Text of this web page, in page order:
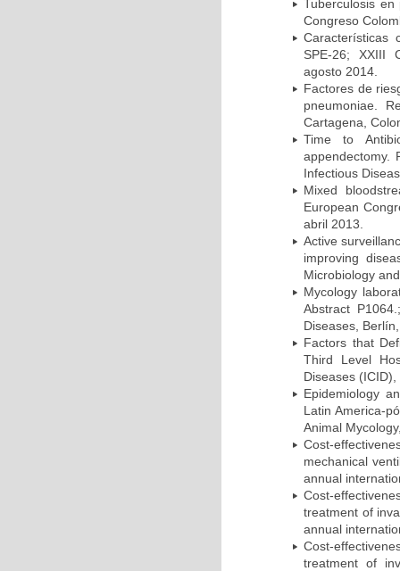
Tuberculosis
Congreso
Características
SPE-26; XXIII
agosto 2014.
Factores de
pneumoniae.
Cartagena,
Time to
appendectomy.
Infectious
Mixed
European
abril 2013.
Active
improving
Microbiology
Mycology
Abstract
Diseases,
Factors that
Third Level
Diseases
Epidemiology
Latin America-
Animal
Cost-
mechanical
annual
Cost-
treatment of
annual
Cost-
treatment of